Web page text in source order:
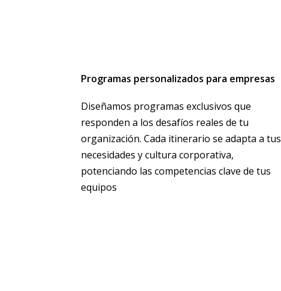
Programas personalizados para empresas
Diseñamos programas exclusivos que
responden a los desafíos reales de tu
organización. Cada itinerario se adapta a tus
necesidades y cultura corporativa,
potenciando las competencias clave de tus
equipos